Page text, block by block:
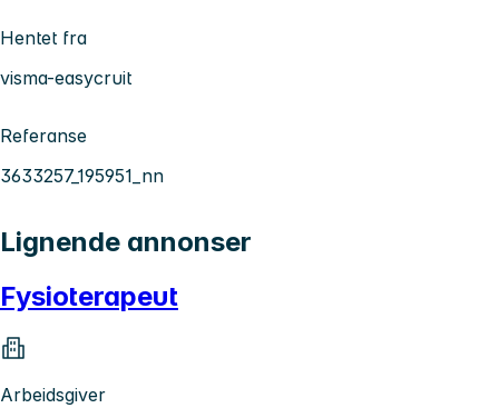
Hentet fra
visma-easycruit
Referanse
3633257_195951_nn
Lignende annonser
Fysioterapeut
Arbeidsgiver